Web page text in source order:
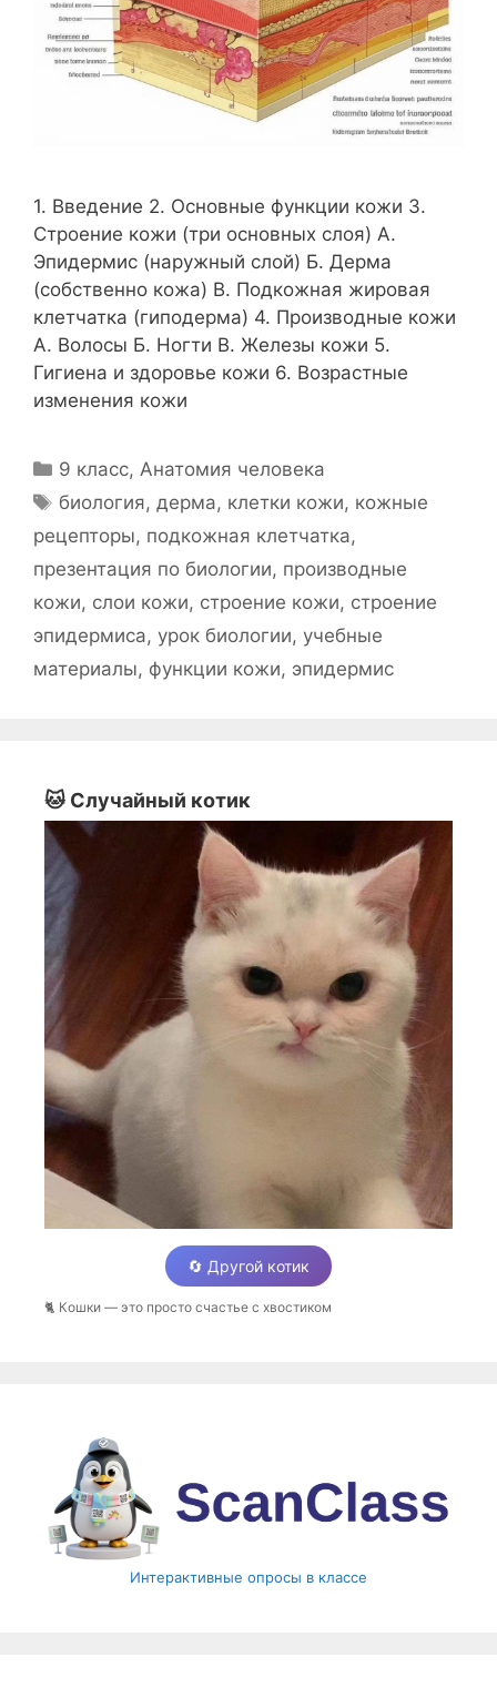
1. Введение 2. Основные функции кожи 3.
Строение кожи (три основных слоя) A.
Эпидермис (наружный слой) Б. Дерма
(собственно кожа) В. Подкожная жировая
клетчатка (гиподерма) 4. Производные кожи
A. Волосы Б. Ногти В. Железы кожи 5.
Гигиена и здоровье кожи 6. Возрастные
изменения кожи
Рубрики
9 класс,Анатомия человека
Метки
биология,дерма, клетки кожи, кожные
рецепторы, подкожная клетчатка,
презентация по биологии, производные
кожи, слои кожи, строение кожи, строение
эпидермиса, урок биологии, учебные
материалы, функции кожи, эпидермис
🐱 Случайный котик
🔄 Другой котик
🐈 Кошки — это просто счастье с хвостиком
Интерактивные опросы в классе